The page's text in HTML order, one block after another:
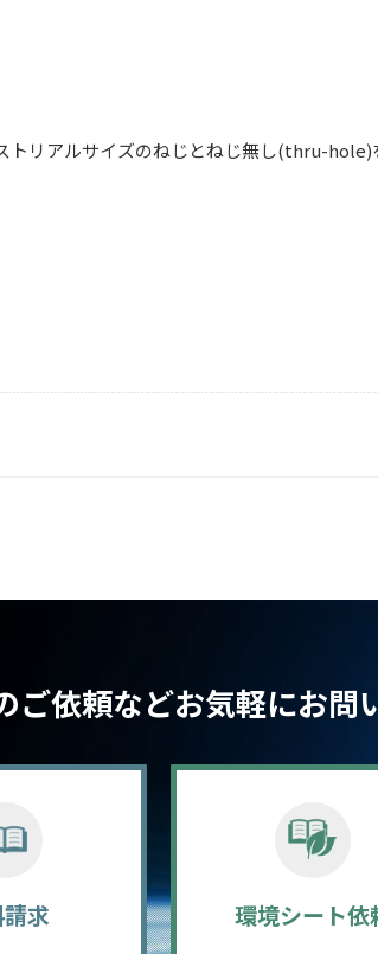
トリアルサイズのねじとねじ無し(thru-hole)
ご依頼などお気軽にお問
求 環境シート依